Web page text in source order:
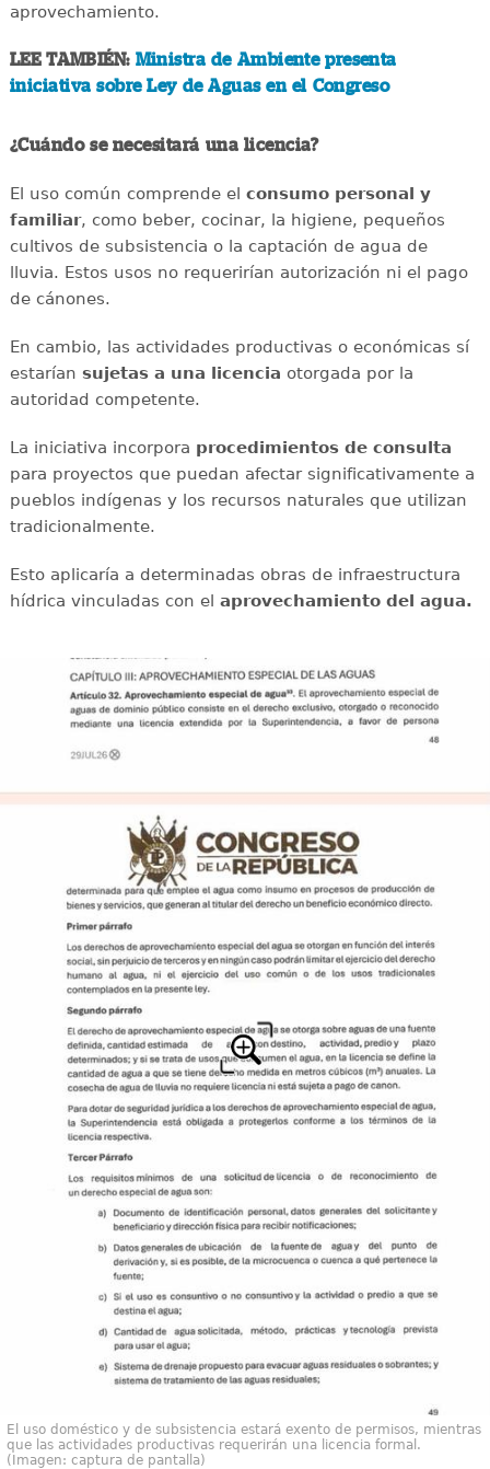
aprovechamiento.
LEE TAMBIÉN: Ministra de Ambiente presenta
iniciativa sobre Ley de Aguas en el Congreso
¿Cuándo se necesitará una licencia?
El uso común comprende el consumo personal y
familiar, como beber, cocinar, la higiene, pequeños
cultivos de subsistencia o la captación de agua de
lluvia. Estos usos no requerirían autorización ni el pago
de cánones.
En cambio, las actividades productivas o económicas sí
estarían sujetas a una licencia otorgada por la
autoridad competente.
La iniciativa incorpora procedimientos de consulta
para proyectos que puedan afectar significativamente a
pueblos indígenas y los recursos naturales que utilizan
tradicionalmente.
Esto aplicaría a determinadas obras de infraestructura
hídrica vinculadas con el aprovechamiento del agua.
El uso doméstico y de subsistencia estará exento de permisos, mientras
que las actividades productivas requerirán una licencia formal.
(Imagen: captura de pantalla)